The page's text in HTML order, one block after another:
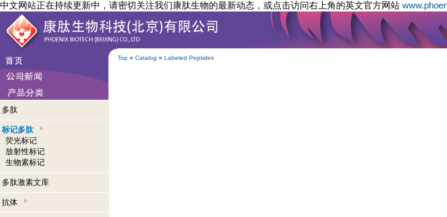
中文网站正在持续更新中，请密切关注我们康肽生物的最新动态，或点击访问右上角的英文官方网站
Top » Catalog » Labeled Peptides
多肽
标记多肽
荧光标记
放射性标记
生物素标记
多肽激素文库
抗体